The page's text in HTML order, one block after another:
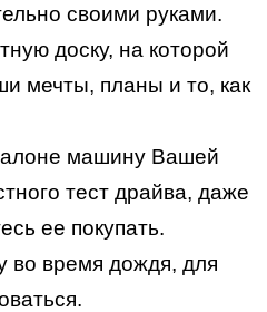
своими руками.
доску, на которой
мечты, планы и то, как
машину Вашей
тест драйва, даже
ее покупать.
во время дождя, для